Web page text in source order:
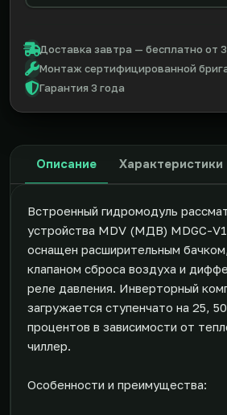
Доставка завтра — бесплатно от
Монтаж сертифицированной
Гарантия 3 года
Описание Характеристики
Встроенный гидромодуль
устройства MDV (МДВ) MDGC-
оснащен расширительным
клапаном сброса воздуха и
реле давления. Инверторный
загружается ступенчато на 25,
процентов в зависимости от
чиллер.
Особенности и преимущества: